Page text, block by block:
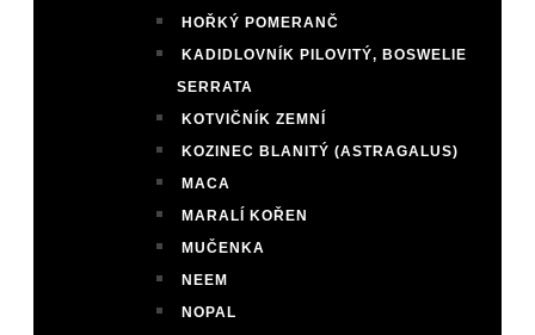
HOŘKÝ POMERANČ
KADIDLOVNÍK PILOVITÝ, BOSWELIE
SERRATA
KOTVIČNÍK ZEMNÍ
KOZINEC BLANITÝ (ASTRAGALUS)
MACA
MARALÍ KOŘEN
MUČENKA
NEEM
NOPAL